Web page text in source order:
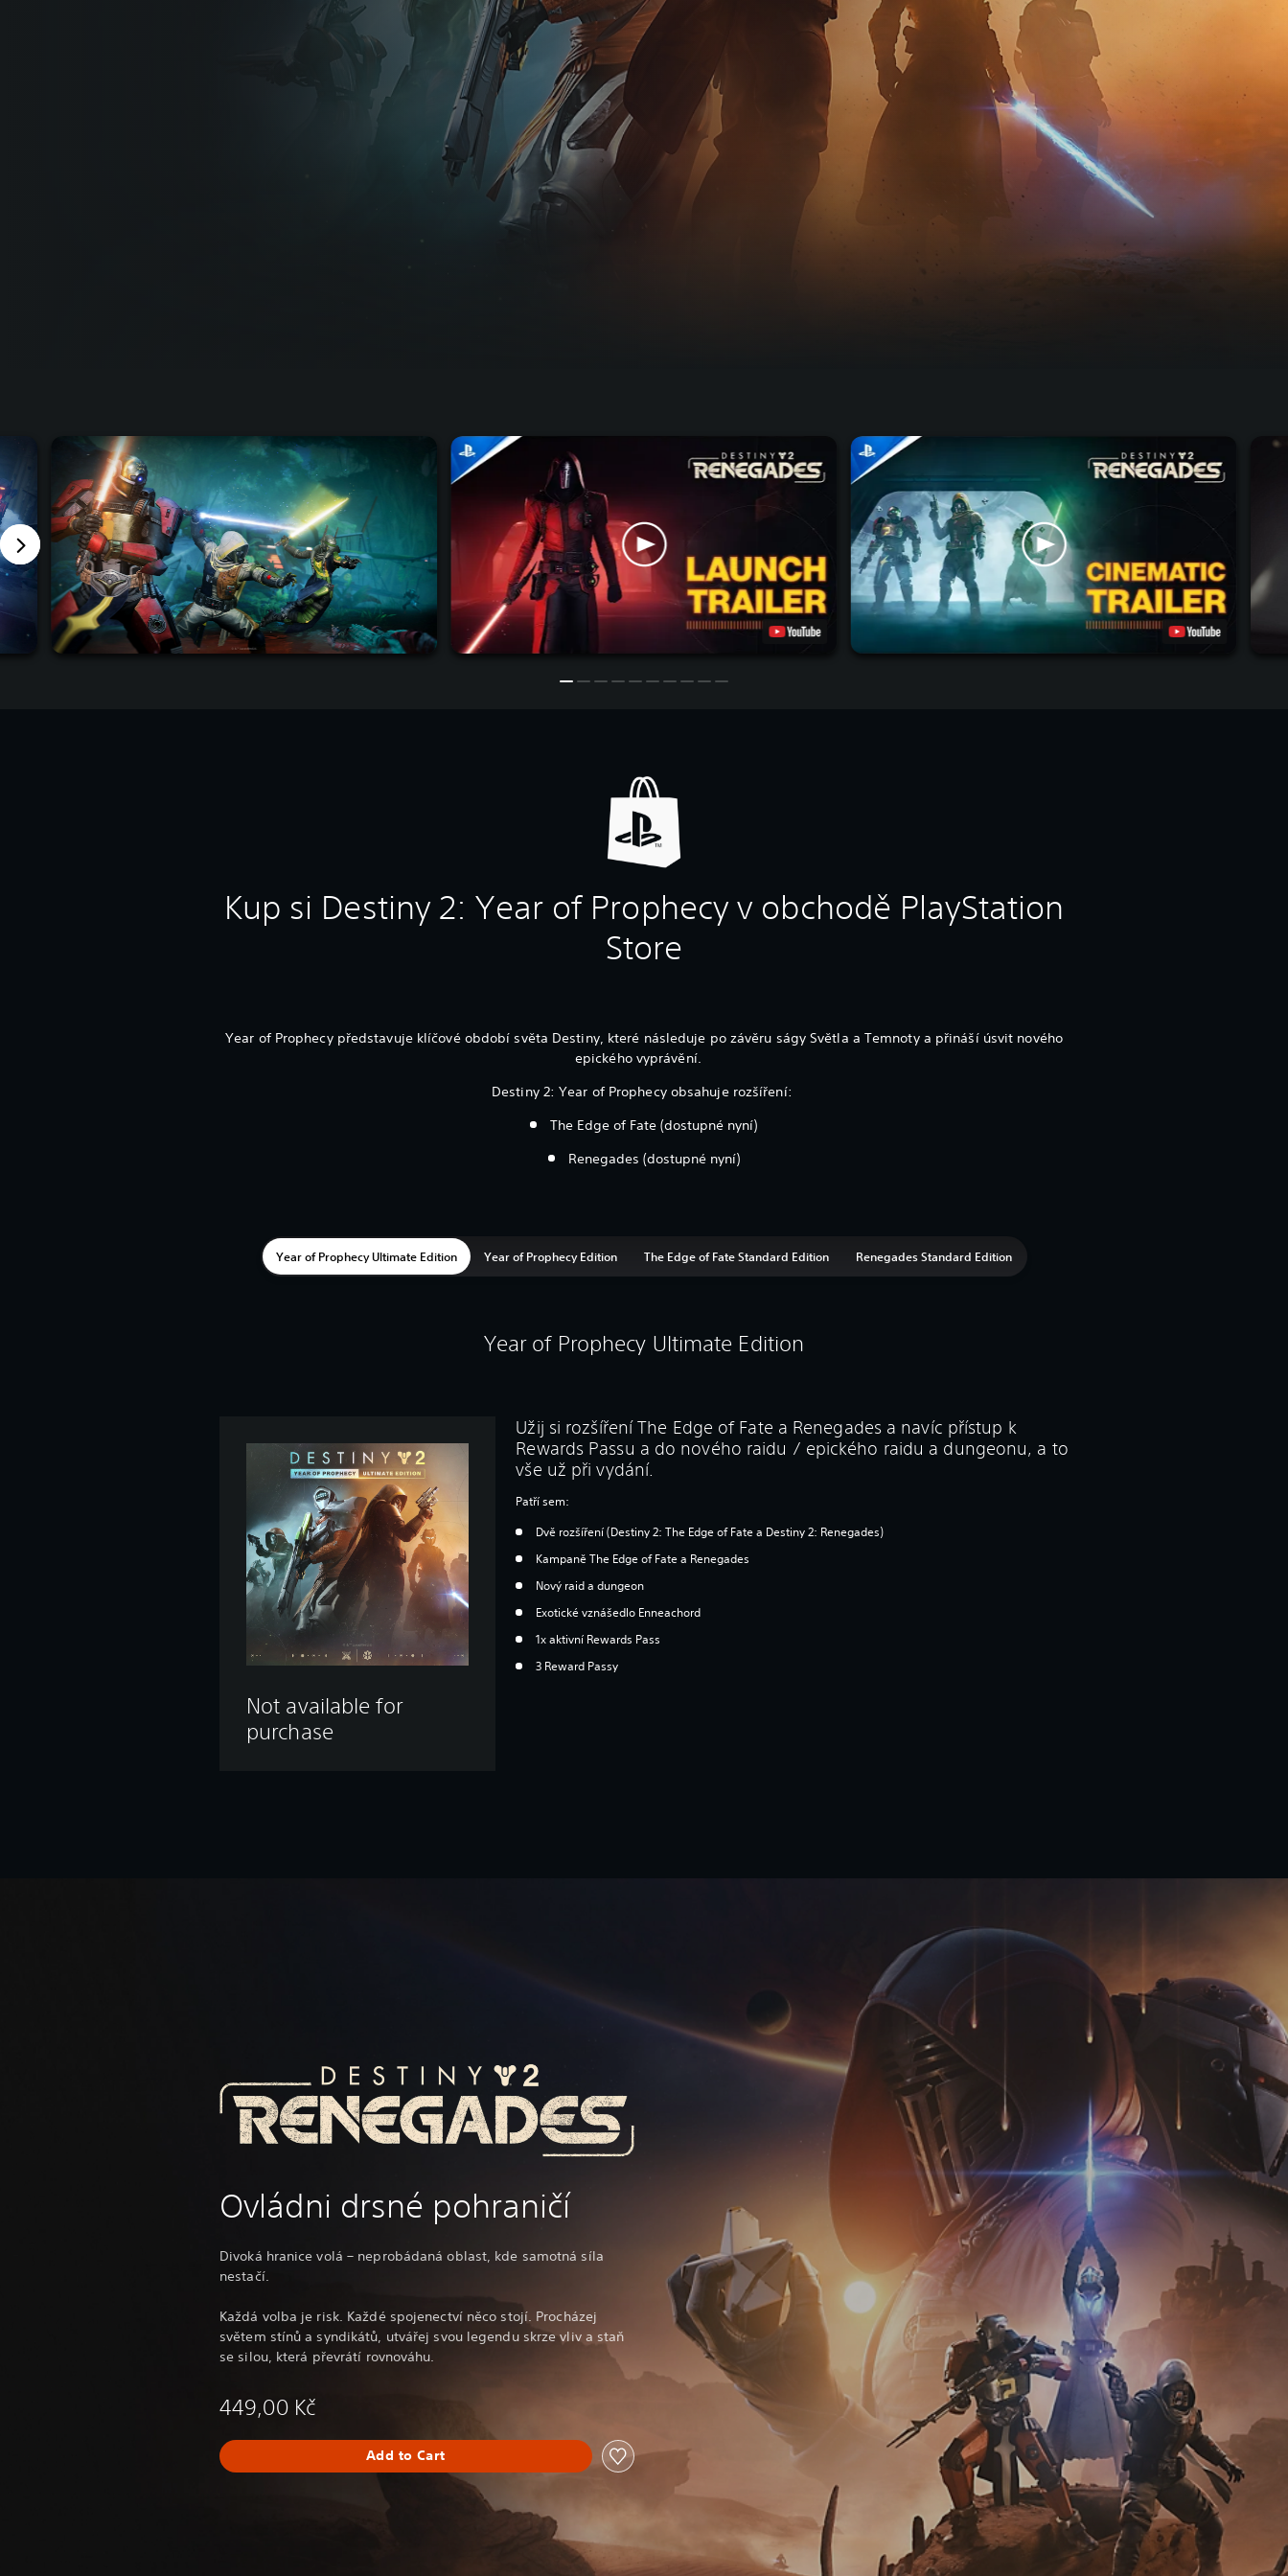
Kup si Destiny 2: Year of Prophecy v obchodě PlayStation
Store
Year of Prophecy představuje klíčové období světa Destiny, které následuje po závěru ságy Světla a Temnoty a přináší úsvit nového
epického vyprávění.
Destiny 2: Year of Prophecy obsahuje rozšíření:
The Edge of Fate (dostupné nyní)
Renegades (dostupné nyní)
Year of Prophecy Ultimate Edition Year of Prophecy Edition The Edge of Fate Standard Edition Renegades Standard Edition
Year of Prophecy Ultimate Edition
Not available for
purchase
Užij si rozšíření The Edge of Fate a Renegades a navíc přístup k
Rewards Passu a do nového raidu / epického raidu a dungeonu, a to
vše už při vydání.
Patří sem:
Dvě rozšíření (Destiny 2: The Edge of Fate a Destiny 2: Renegades)
Kampaně The Edge of Fate a Renegades
Nový raid a dungeon
Exotické vznášedlo Enneachord
1x aktivní Rewards Pass
3 Reward Passy
Ovládni drsné pohraničí
Divoká hranice volá – neprobádaná oblast, kde samotná síla
nestačí.
Každá volba je risk. Každé spojenectví něco stojí. Procházej
světem stínů a syndikátů, utvářej svou legendu skrze vliv a staň
se silou, která převrátí rovnováhu.
449,00 Kč
Add to Cart